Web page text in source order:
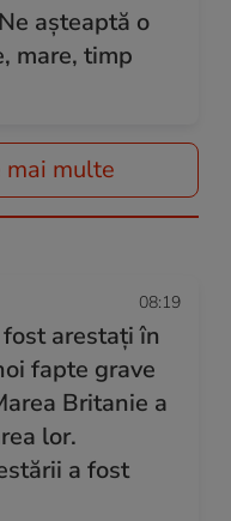
așteaptă o
mare, timp
mai multe
08:19
arestați în
fapte grave
Britanie a
lor.
a fost